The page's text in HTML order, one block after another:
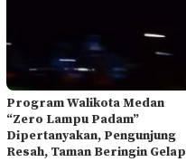
Program Walikota Medan
“Zero Lampu Padam”
Dipertanyakan, Pengunjung
Resah, Taman Beringin Gelap